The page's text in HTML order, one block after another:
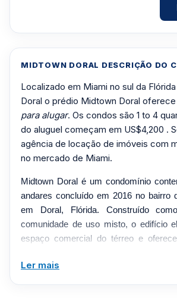
MIDTOWN DORAL DESCRIÇÃO DO
Localizado em Miami no sul da
Doral o prédio Midtown Doral oferece
para alugar. Os condos são 1 to 4
do aluguel começam em US$4,200 .
agência de locação de imóveis com
no mercado de Miami.
Midtown Doral é um condomínio
andares concluído em 2016 no bairro
em Doral, Flórida. Construído
comunidade de uso misto, o edifício
espaço comercial do térreo e
janelas e portas de alto impacto,
Ler mais